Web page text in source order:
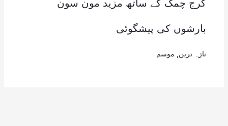
گرج چمک کے ساتھ مزید مون سون
بارشوں کی پیشگوئی
تازہ ترین موسم